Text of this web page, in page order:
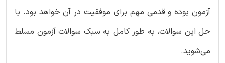
آزمون بوده و قدمی مهم برای موفقیت در آن خواهد بود. با
حل این سوالات، به طور کامل به سبک سوالات آزمون مسلط
می‌شوید.